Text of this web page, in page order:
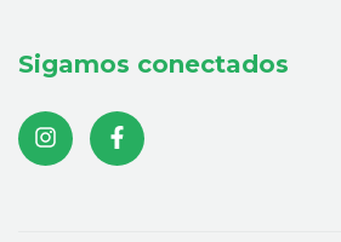
Sigamos conectados